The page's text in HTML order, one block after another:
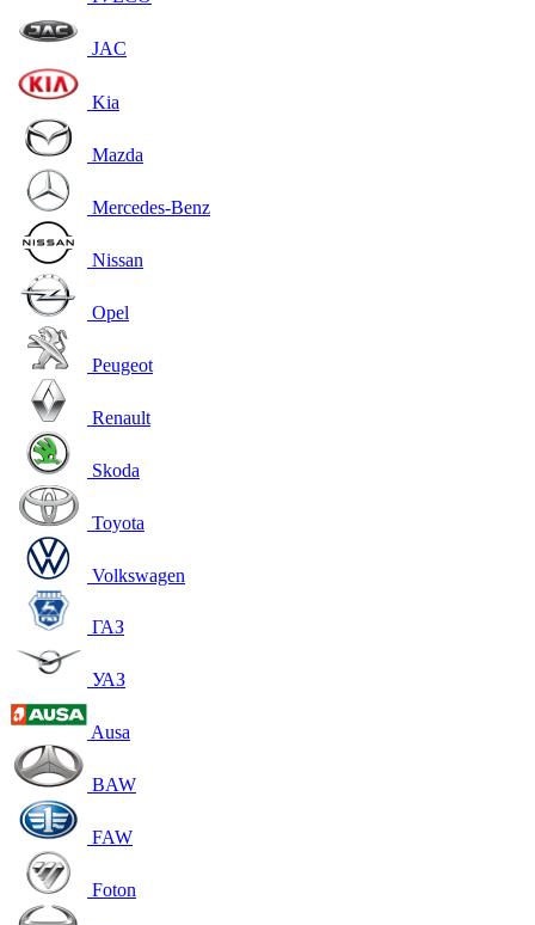
JAC
Kia
Mazda
Mercedes-Benz
Nissan
Opel
Peugeot
Renault
Skoda
Toyota
Volkswagen
ГАЗ
УАЗ
Ausa
BAW
FAW
Foton